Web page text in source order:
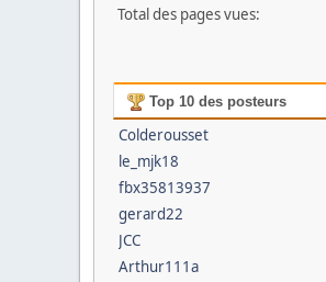
Total des pages vues:
Top 10 des posteurs
Colderousset
le_mjk18
fbx35813937
gerard22
JCC
Arthur111a